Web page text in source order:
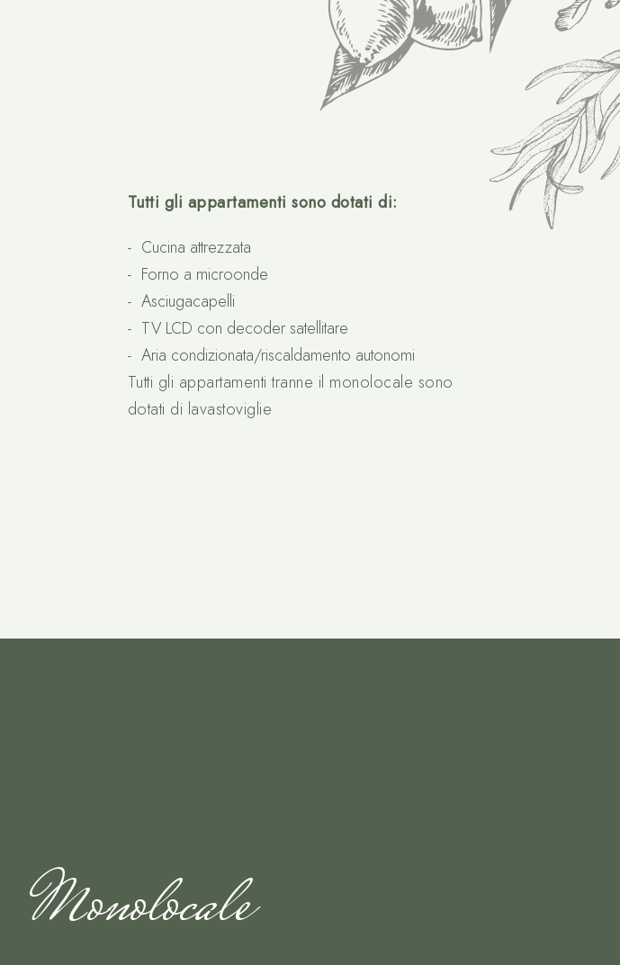
Tutti gli appartamenti sono dotati di:
Cucina attrezzata
Forno a microonde
Asciugacapelli
TV LCD con decoder satellitare
Aria condizionata/riscaldamento autonomi
Tutti gli appartamenti tranne il monolocale sono
dotati di lavastoviglie
Monolocale